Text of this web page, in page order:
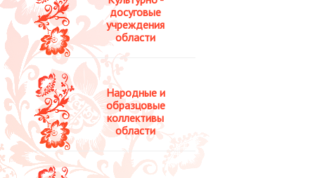
досуговые
учреждения
области
Народные и
образцовые
коллективы
области